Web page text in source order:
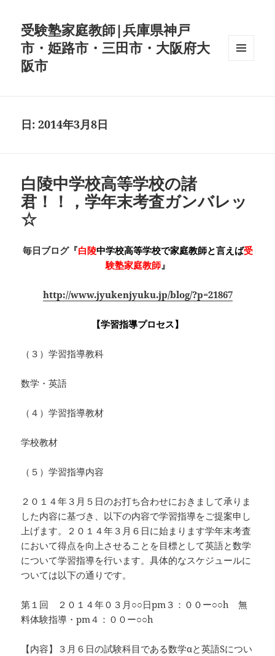
受験塾家庭教師|兵庫県神戸
市・姫路市・三田市・大阪府大
阪市
日:2014年3月8日
白陵中学校高等学校の諸
君！！，学年末考査ガンバレッ
☆
毎日ブログ『白陵中学校高等学校で家庭教師と言えば受
験塾家庭教師』
http://www.jyukenjyuku.jp/blog/?p=21867
【学習指導プロセス】
（３）学習指導教科
数学・英語
（４）学習指導教材
学校教材
（５）学習指導内容
２０１４年３月５日のお打ち合わせにおきまして承りま
した内容に基づき、以下の内容で学習指導をご提案申し
上げます。２０１４年３月６日に始まります学年末考査
において得点を向上させることを目標として英語と数学
について学習指導を行います。具体的なスケジュールに
ついては以下の通りです。
第１回 ２０１４年０３月○○日pm３：００ー○○h 無
料体験指導・pm４：００ー○○h
【内容】３月６日の試験科目である数学αと英語Sについ